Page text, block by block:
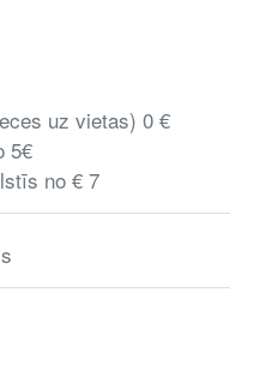
uz vietas) 0 €
5€
no € 7